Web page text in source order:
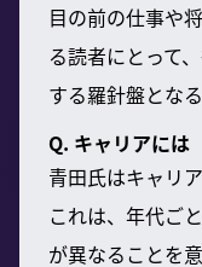
目の前の仕事や
る読者にとって
する羅針盤となる
Q. キャリアには
青田氏はキャリ
これは、年代ご
が異なることを